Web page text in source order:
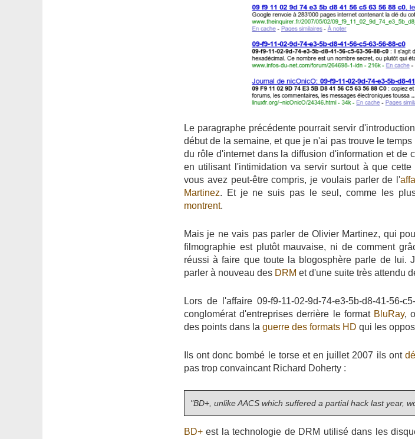
Le paragraphe précédente pourrait servir
début de la semaine, et que je n'ai pas trouve le
du rôle d'internet dans la diffusion d'information et de
en utilisant l'intimidation va servir surtout à que
vous avez peut-être compris, je voulais parler de l'
Martinez. Et je ne suis pas le seul, comme les
montrent.
Mais je ne vais pas parler de Olivier Martinez, qui
filmographie est plutôt mauvaise, ni de comment
réussi à faire que toute la blogosphère parle de lui.
parler à nouveau des DRM et d'une suite très attendu
Lors de l'affaire 09-f9-11-02-9d-74-e3-5b-d8-41-56-
conglomérat d'entreprises derrière le format BluRay,
des points dans la guerre des formats HD qui les
Ils ont donc bombé le torse et en juillet 2007 ils ont
pas trop convaincant Richard Doherty :
"BD+, unlike AACS which suffered a partial hack last year,
BD+ est la technologie de DRM utilisé dans les